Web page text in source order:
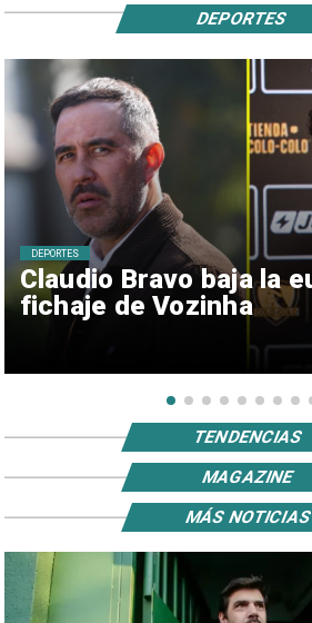
Claudio Bravo baja la
fichaje de Vozinha
DEPORTES
DEPORTES
TENDENCIAS
MAGAZINE
MÁS NOTICIAS